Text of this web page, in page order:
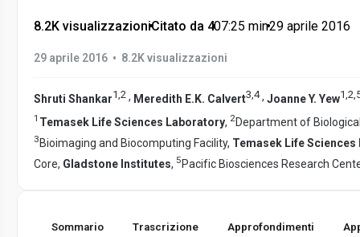
8.2K visualizzazioni•Citato da 4•07:25 min•29 aprile 2016
29 aprile 2016 • 8.2K visualizzazioni
Shruti Shankar1,2 , Meredith E.K. Calvert3,4, Joanne Y. Yew1,2,
1 Temasek Life Sciences Laboratory, 2Department of
3 Bioimaging and Biocomputing Facility, Temasek Life
Core, Gladstone Institutes, 5 Pacific Biosciences Research
Sommario Trascrizione Approfondimenti